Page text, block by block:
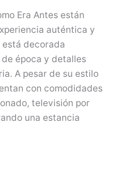
Era Antes están
auténtica y
decorada
época y detalles
A pesar de su estilo
con comodidades
televisión por
una estancia